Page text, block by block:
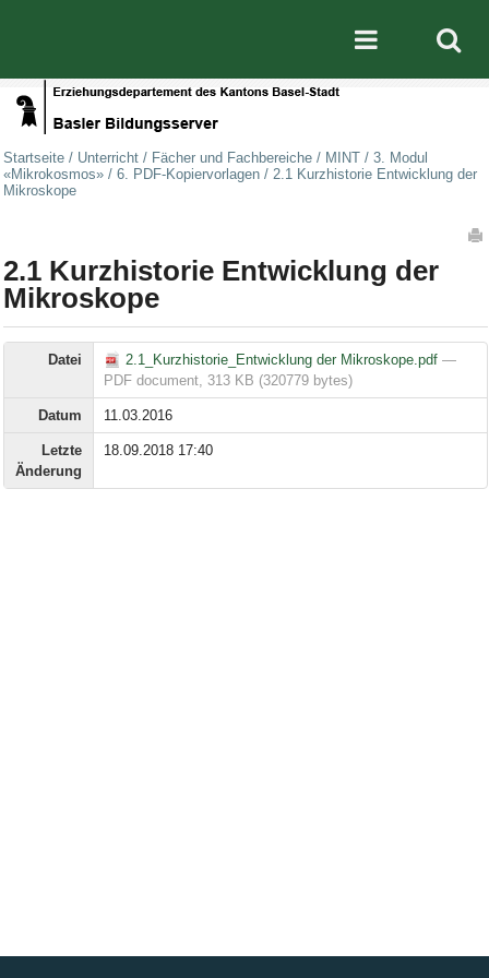
Mobile
Startseite / Unterricht / Fächer und Fachbereiche / MINT / 3. Modul
«Mikrokosmos» / 6. PDF-Kopiervorlagen / 2.1 Kurzhistorie Entwicklung der
Mikroskope
2.1 Kurzhistorie Entwicklung der
Mikroskope
Datei 2.1_Kurzhistorie_Entwicklung der Mikroskope.pdf—
PDF document, 313 KB (320779 bytes)
Datum 11.03.2016
Letzte
Änderung
18.09.2018 17:40